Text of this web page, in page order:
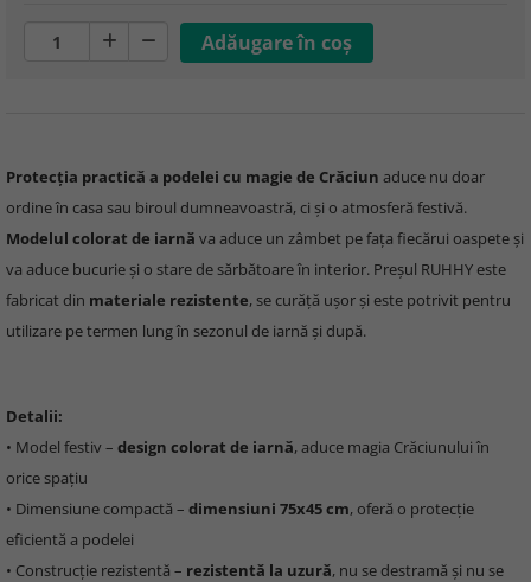
Protecția practică a podelei cu magie de Crăciun aduce nu doar
ordine în casa sau biroul dumneavoastră, ci și o atmosferă festivă.
Modelul colorat de iarnă va aduce un zâmbet pe fața fiecărui oaspete și
va aduce bucurie și o stare de sărbătoare în interior. Preșul RUHHY este
fabricat din materiale rezistente, se curăță ușor și este potrivit pentru
utilizare pe termen lung în sezonul de iarnă și după.
Detalii:
• Model festiv – design colorat de iarnă, aduce magia Crăciunului în
orice spațiu
• Dimensiune compactă – dimensiuni 75x45 cm, oferă o protecție
eficientă a podelei
• Construcție rezistentă – rezistentă la uzură, nu se destramă și nu se